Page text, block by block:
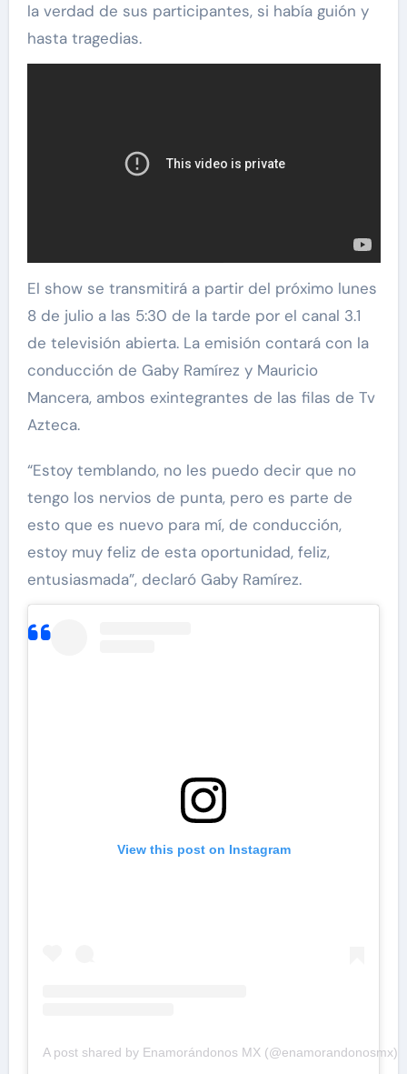
la verdad de sus participantes, si había guión y
hasta tragedias.
El show se transmitirá a partir del próximo lunes
8 de julio a las 5:30 de la tarde por el canal 3.1
de televisión abierta. La emisión contará con la
conducción de Gaby Ramírez y Mauricio
Mancera, ambos exintegrantes de las filas de Tv
Azteca.
“Estoy temblando, no les puedo decir que no
tengo los nervios de punta, pero es parte de
esto que es nuevo para mí, de conducción,
estoy muy feliz de esta oportunidad, feliz,
entusiasmada”, declaró Gaby Ramírez.
View this post on Instagram
A post shared by Enamorándonos MX (@enamorandonosmx)